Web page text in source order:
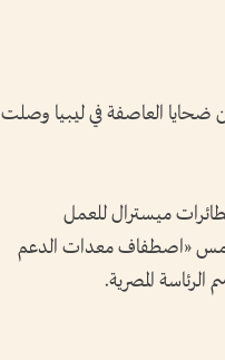
ضحايا العاصفة في ليبيا وصلت
ميسترال للعمل
أمس «اصطفاف معدات الدعم
الرئاسة المصرية.